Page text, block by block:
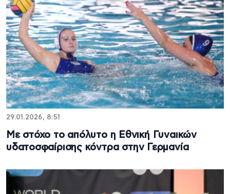
29.01.2026, 8:51
Με στόχο το απόλυτο η Εθνική Γυναικών
υδατοσφαίρισης κόντρα στην Γερμανία